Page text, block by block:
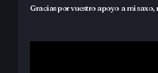
Gracias por vuestro apoyo a mi